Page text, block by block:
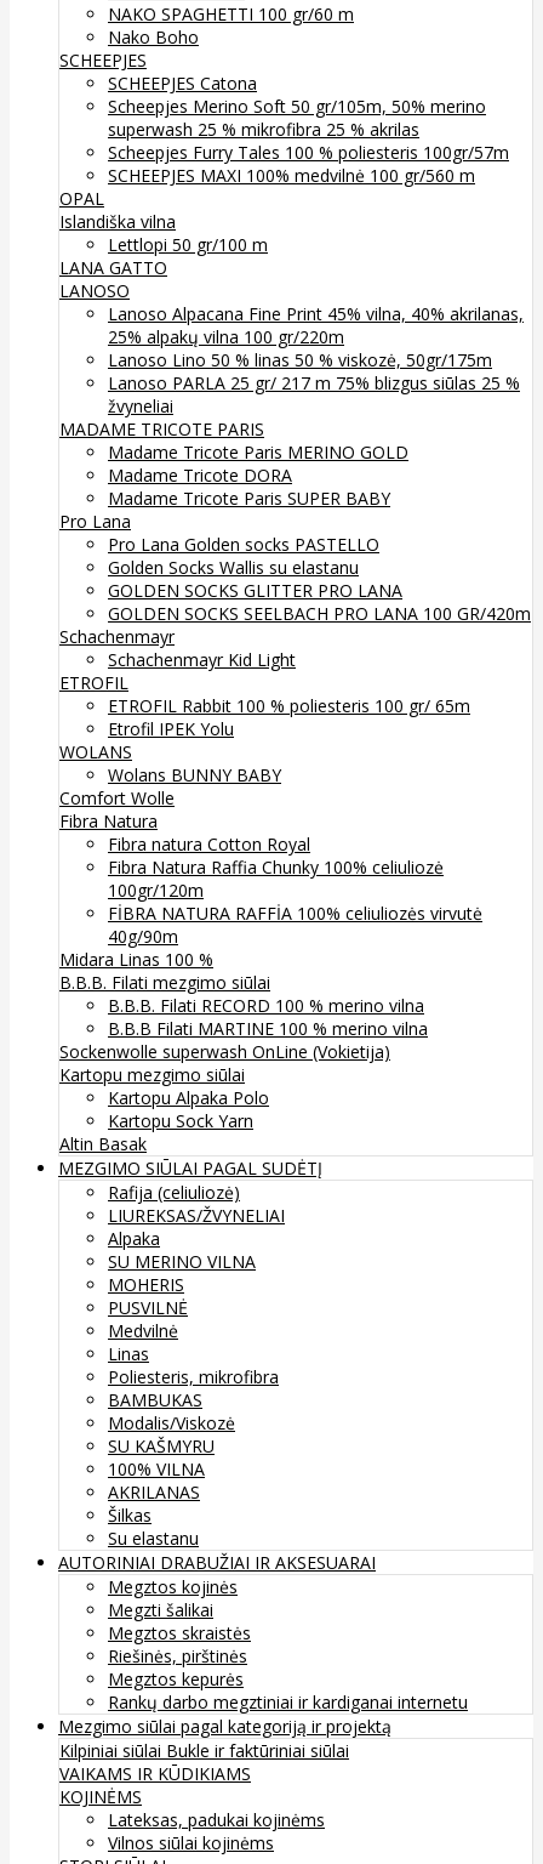
NAKO SPAGHETTI 100 gr/60 m
Nako Boho
SCHEEPJES
SCHEEPJES Catona
Scheepjes Merino Soft 50 gr/105m, 50% merino
superwash 25 % mikrofibra 25 % akrilas
Scheepjes Furry Tales 100 % poliesteris 100gr/57m
SCHEEPJES MAXI 100% medvilnė 100 gr/560 m
OPAL
Islandiška vilna
Lettlopi 50 gr/100 m
LANA GATTO
LANOSO
Lanoso Alpacana Fine Print 45% vilna, 40% akrilanas,
25% alpakų vilna 100 gr/220m
Lanoso Lino 50 % linas 50 % viskozė, 50gr/175m
Lanoso PARLA 25 gr/ 217 m 75% blizgus siūlas 25 %
žvyneliai
MADAME TRICOTE PARIS
Madame Tricote Paris MERINO GOLD
Madame Tricote DORA
Madame Tricote Paris SUPER BABY
Pro Lana
Pro Lana Golden socks PASTELLO
Golden Socks Wallis su elastanu
GOLDEN SOCKS GLITTER PRO LANA
GOLDEN SOCKS SEELBACH PRO LANA 100 GR/420m
Schachenmayr
Schachenmayr Kid Light
ETROFIL
ETROFIL Rabbit 100 % poliesteris 100 gr/ 65m
Etrofil IPEK Yolu
WOLANS
Wolans BUNNY BABY
Comfort Wolle
Fibra Natura
Fibra natura Cotton Royal
Fibra Natura Raffia Chunky 100% celiuliozė
100gr/120m
FİBRA NATURA RAFFİA 100% celiuliozės virvutė
40g/90m
Midara Linas 100 %
B.B.B. Filati mezgimo siūlai
B.B.B. Filati RECORD 100 % merino vilna
B.B.B Filati MARTINE 100 % merino vilna
Sockenwolle superwash OnLine (Vokietija)
Kartopu mezgimo siūlai
Kartopu Alpaka Polo
Kartopu Sock Yarn
Altin Basak
MEZGIMO SIŪLAI PAGAL SUDĖTĮ
Rafija (celiuliozė)
LIUREKSAS/ŽVYNELIAI
Alpaka
SU MERINO VILNA
MOHERIS
PUSVILNĖ
Medvilnė
Linas
Poliesteris, mikrofibra
BAMBUKAS
Modalis/Viskozė
SU KAŠMYRU
100% VILNA
AKRILANAS
Šilkas
Su elastanu
AUTORINIAI DRABUŽIAI IR AKSESUARAI
Megztos kojinės
Megzti šalikai
Megztos skraistės
Riešinės, pirštinės
Megztos kepurės
Rankų darbo megztiniai ir kardiganai internetu
Mezgimo siūlai pagal kategoriją ir projektą
Kilpiniai siūlai Bukle ir faktūriniai siūlai
VAIKAMS IR KŪDIKIAMS
KOJINĖMS
Lateksas, padukai kojinėms
Vilnos siūlai kojinėms